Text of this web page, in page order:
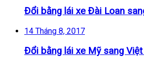
Đổi bằng lái xe Đài Loan
14 Tháng 8, 2017
Đổi bằng lái xe Mỹ sang